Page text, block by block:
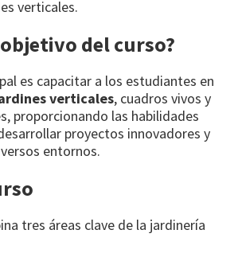
verticales.
objetivo del curso?
es capacitar a los estudiantes en
verticales, cuadros vivos y
proporcionando las habilidades
proyectos innovadores y
entornos.
tres áreas clave de la jardinería